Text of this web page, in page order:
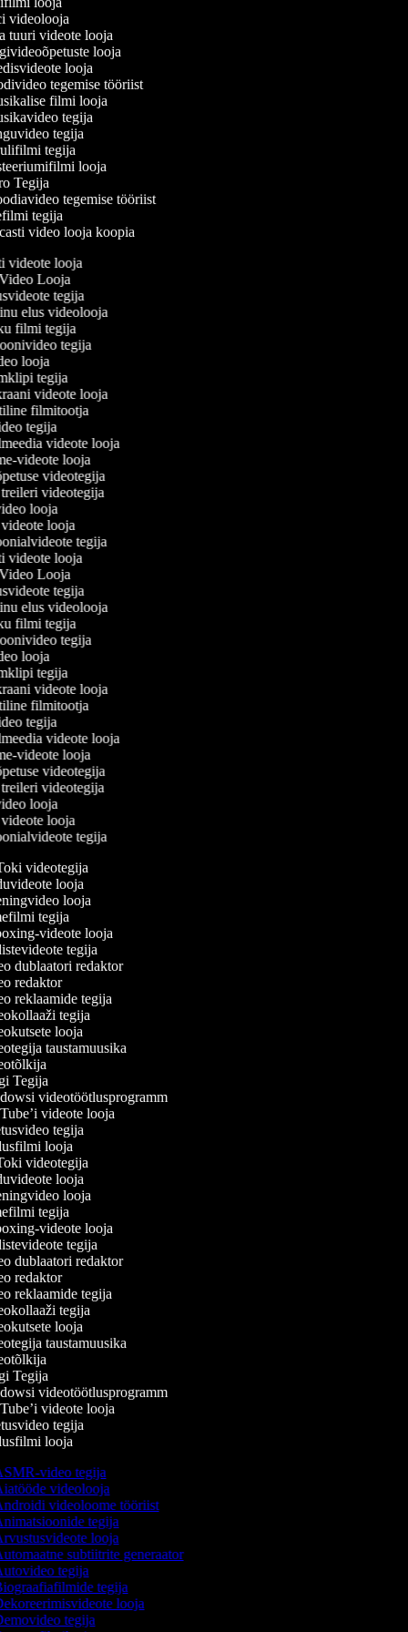
videolooja
tuuri videote looja
looja
looja
tegemise tööriist
filmi looja
tegija
tegija
tegija
looja
Tegija
tegemise tööriist
tegija
video looja koopia
videote looja
Video Looja
tegija
elus videolooja
filmi tegija
tegija
looja
tegija
videote looja
filmitootja
tegija
videote looja
videote looja
videotegija
treileri videotegija
looja
videote looja
tegija
videote looja
Video Looja
tegija
elus videolooja
filmi tegija
tegija
looja
tegija
videote looja
filmitootja
tegija
videote looja
videote looja
videotegija
treileri videotegija
looja
videote looja
tegija
videotegija
looja
looja
tegija
videote looja
tegija
dublaatori redaktor
redaktor
reklaamide tegija
tegija
looja
taustamuusika
Tegija
videotöötlusprogramm
videote looja
tegija
looja
videotegija
looja
looja
tegija
videote looja
tegija
dublaatori redaktor
redaktor
reklaamide tegija
tegija
looja
taustamuusika
Tegija
videotöötlusprogramm
videote looja
tegija
looja
video tegija
videolooja
videoloome tööriist
tegija
looja
subtiitrite generaator
tegija
tegija
looja
tegija